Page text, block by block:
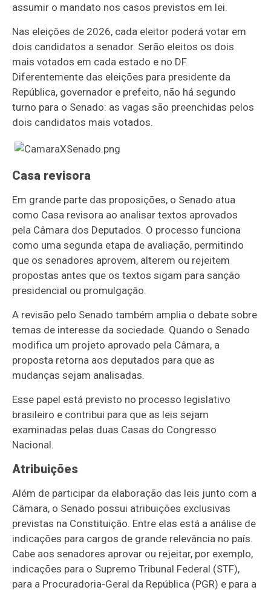
assumir o mandato nos casos previstos em lei.
Nas eleições de 2026, cada eleitor poderá votar em
dois candidatos a senador. Serão eleitos os dois
mais votados em cada estado e no DF.
Diferentemente das eleições para presidente da
República, governador e prefeito, não há segundo
turno para o Senado: as vagas são preenchidas pelos
dois candidatos mais votados.
Casa revisora
Em grande parte das proposições, o Senado atua
como Casa revisora ao analisar textos aprovados
pela Câmara dos Deputados. O processo funciona
como uma segunda etapa de avaliação, permitindo
que os senadores aprovem, alterem ou rejeitem
propostas antes que os textos sigam para sanção
presidencial ou promulgação.
A revisão pelo Senado também amplia o debate sobre
temas de interesse da sociedade. Quando o Senado
modifica um projeto aprovado pela Câmara, a
proposta retorna aos deputados para que as
mudanças sejam analisadas.
Esse papel está previsto no processo legislativo
brasileiro e contribui para que as leis sejam
examinadas pelas duas Casas do Congresso
Nacional.
Atribuições
Além de participar da elaboração das leis junto com a
Câmara, o Senado possui atribuições exclusivas
previstas na Constituição. Entre elas está a análise de
indicações para cargos de grande relevância no país.
Cabe aos senadores aprovar ou rejeitar, por exemplo,
indicações para o Supremo Tribunal Federal (STF),
para a Procuradoria-Geral da República (PGR) e para a